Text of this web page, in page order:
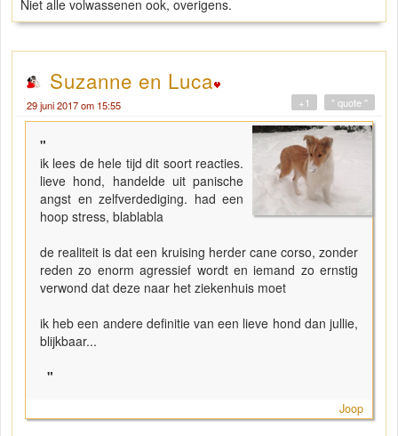
Niet alle volwassenen ook, overigens.
Suzanne en Luca
29 juni 2017 om 15:55 " quote "
+1
"
ik lees de hele tijd dit soort reacties.
lieve hond, handelde uit panische
angst en zelfverdediging. had een
hoop stress, blablabla
de realiteit is dat een kruising herder cane corso, zonder
reden zo enorm agressief wordt en iemand zo ernstig
verwond dat deze naar het ziekenhuis moet
ik heb een andere definitie van een lieve hond dan jullie,
blijkbaar...
"
Joop